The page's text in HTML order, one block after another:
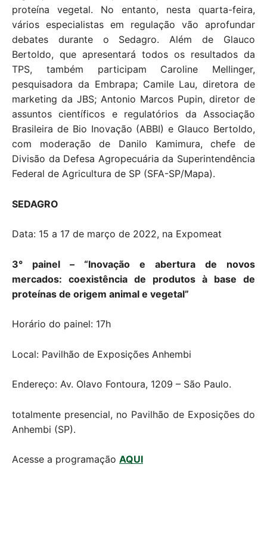
proteína vegetal. No entanto, nesta quarta-feira,
vários especialistas em regulação vão aprofundar
debates durante o Sedagro. Além de Glauco
Bertoldo, que apresentará todos os resultados da
TPS, também participam Caroline Mellinger,
pesquisadora da Embrapa; Camile Lau, diretora de
marketing da JBS; Antonio Marcos Pupin, diretor de
assuntos científicos e regulatórios da Associação
Brasileira de Bio Inovação (ABBI) e Glauco Bertoldo,
com moderação de Danilo Kamimura, chefe de
Divisão da Defesa Agropecuária da Superintendência
Federal de Agricultura de SP (SFA-SP/Mapa).
SEDAGRO
Data: 15 a 17 de março de 2022, na Expomeat
3° painel – “Inovação e abertura de novos
mercados: coexistência de produtos à base de
proteínas de origem animal e vegetal”
Horário do painel: 17h
Local: Pavilhão de Exposições Anhembi
Endereço: Av. Olavo Fontoura, 1209 – São Paulo.
totalmente presencial, no Pavilhão de Exposições do
Anhembi (SP).
Acesse a programação AQUI